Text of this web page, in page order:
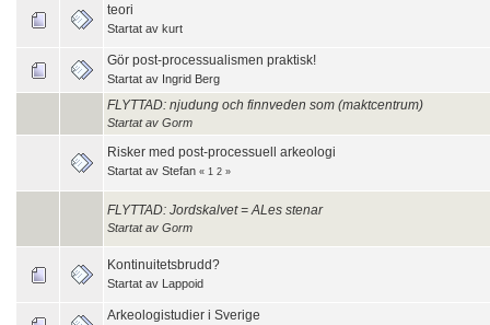
teori
Startat av kurt
Gör post-processualismen praktisk!
Startat av Ingrid Berg
FLYTTAD: njudung och finnveden som (maktcentrum)
Startat av Gorm
Risker med post-processuell arkeologi
Startat av Stefan « 1 2 »
FLYTTAD: Jordskalvet = ALes stenar
Startat av Gorm
Kontinuitetsbrudd?
Startat av Lappoid
Arkeologistudier i Sverige